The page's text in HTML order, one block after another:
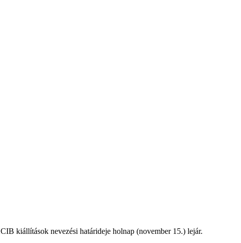
kiállítások nevezési határideje holnap (november 15.) lejár.